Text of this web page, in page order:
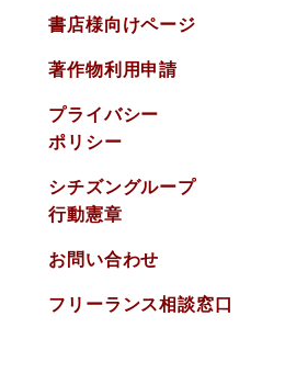
書店様向けページ
著作物利用申請
プライバシー
ポリシー
シチズングループ
行動憲章
お問い合わせ
フリーランス相談窓口